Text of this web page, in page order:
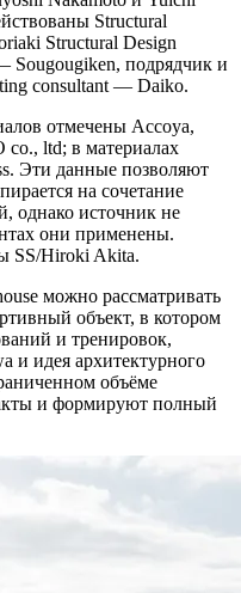
Structural
Structural Design
подрядчик и
consultant — Daiko.
отмечены Accoya,
ltd; в материалах
Эти данные позволяют
на сочетание
однако источник не
они применены.
SS/Hiroki Akita.
можно рассматривать
объект, в котором
и тренировок,
и идея архитектурного
объёме
и формируют полный